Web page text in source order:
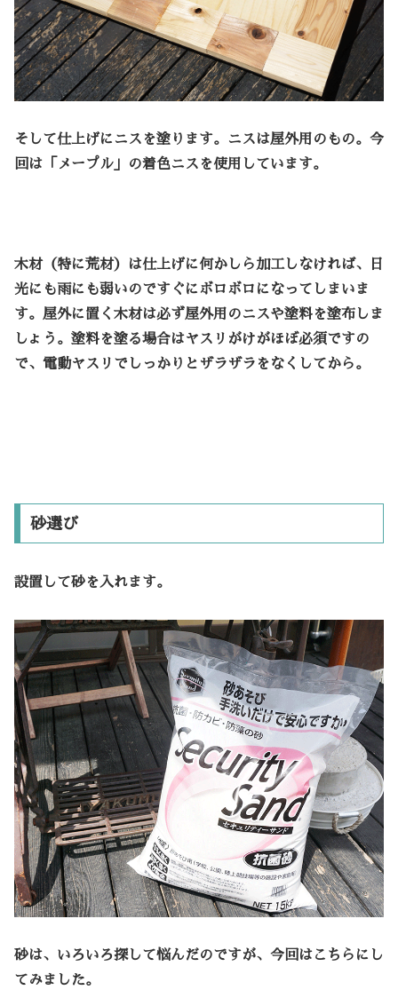
そして仕上げにニスを塗ります。ニスは屋外用のもの。今
回は「メープル」の着色ニスを使用しています。
木材（特に荒材）は仕上げに何かしら加工しなければ、日
光にも雨にも弱いのですぐにボロボロになってしまいま
す。屋外に置く木材は必ず屋外用のニスや塗料を塗布しま
しょう。塗料を塗る場合はヤスリがけがほぼ必須ですの
で、電動ヤスリでしっかりとザラザラをなくしてから。
砂選び
設置して砂を入れます。
砂は、いろいろ探して悩んだのですが、今回はこちらにし
てみました。